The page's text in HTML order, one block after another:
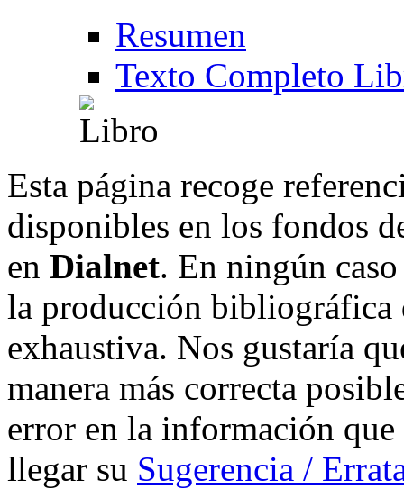
Resumen
Texto Completo
Esta página recoge
disponibles en los fondos
en Dialnet. En ningún
la producción bibliográfica
exhaustiva. Nos gustaría
manera más correcta
error en la información
llegar su Sugerencia /